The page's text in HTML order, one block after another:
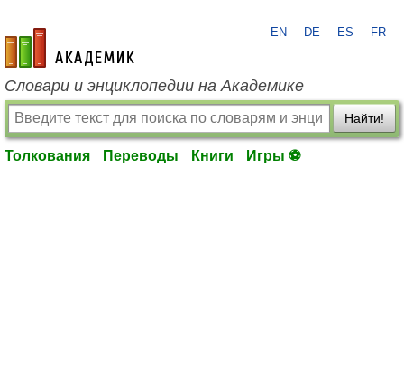
academic.ru
EN DE ES FR
Словари и энциклопедии на Академике
Найти!
Толкования Переводы Книги Игры ⚽